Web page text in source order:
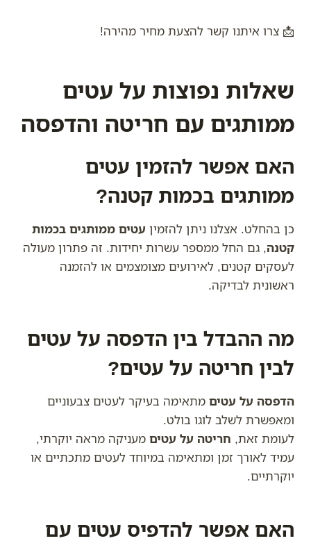
📩 צרו איתנו קשר להצעת מחיר מהירה!
שאלות נפוצות על עטים
ממותגים עם חריטה והדפסה
האם אפשר להזמין עטים
ממותגים בכמות קטנה?
כן בהחלט. אצלנו ניתן להזמין עטים ממותגים בכמות
קטנה, גם החל ממספר עשרות יחידות. זה פתרון מעולה
לעסקים קטנים, לאירועים מצומצמים או להזמנה
ראשונית לבדיקה.
מה ההבדל בין הדפסה על עטים
לבין חריטה על עטים?
הדפסה על עטים מתאימה בעיקר לעטים צבעוניים
ומאפשרת לשלב לוגו בולט.
לעומת זאת, חריטה על עטים מעניקה מראה יוקרתי,
עמיד לאורך זמן ומתאימה במיוחד לעטים מתכתיים או
יוקרתיים.
האם אפשר להדפיס עטים עם